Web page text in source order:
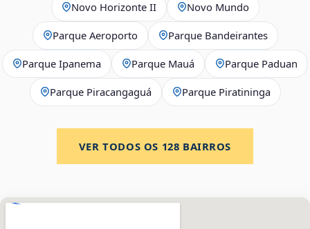
Novo Horizonte II Novo Mundo
Parque Aeroporto Parque Bandeirantes
Parque Ipanema Parque Mauá Parque Paduan
Parque Piracangaguá Parque Piratininga
VER TODOS OS 128 BAIRROS